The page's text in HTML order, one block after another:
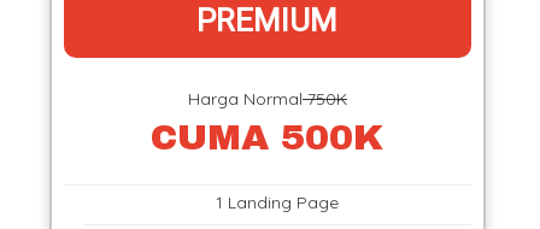
PREMIUM
Harga Normal750K
CUMA 500K
1 Landing Page